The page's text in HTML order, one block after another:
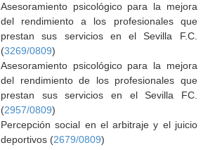
Asesoramiento psicológico para la mejora
del rendimiento a los profesionales que
prestan sus servicios en el Sevilla F.C.
(3269/0809)
Asesoramiento psicológico para la mejora
del rendimiento de los profesionales que
prestan sus servicios en el Sevilla FC.
(2957/0809)
Percepción social en el arbitraje y el juicio
deportivos (2679/0809)